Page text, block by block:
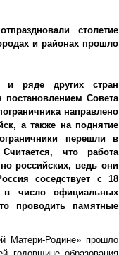
столетие
и районах прошло
ряде других стран
постановлением Совета
направлено
а также на поднятие
перешли в
что работа
российских, ведь они
соседствует с 18
в число официальных
проводить памятные
Родине» прошло